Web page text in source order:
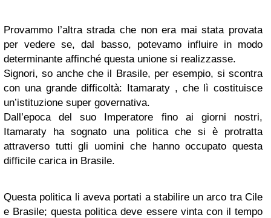
Provammo l’altra strada che non era mai stata provata
per vedere se, dal basso, potevamo influire in modo
determinante affinché questa unione si realizzasse.
Signori, so anche che il Brasile, per esempio, si scontra
con una grande difficoltà: Itamaraty , che lì costituisce
un’istituzione super governativa.
Dall’epoca del suo Imperatore fino ai giorni nostri,
Itamaraty ha sognato una politica che si è protratta
attraverso tutti gli uomini che hanno occupato questa
difficile carica in Brasile.
Questa politica li aveva portati a stabilire un arco tra Cile
e Brasile; questa politica deve essere vinta con il tempo